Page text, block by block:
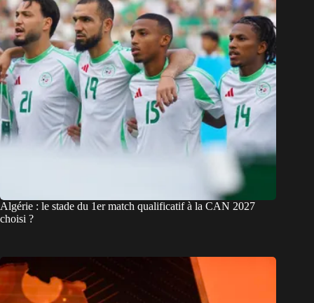
Algérie : le stade du 1er match qualificatif à la CAN 2027
choisi ?